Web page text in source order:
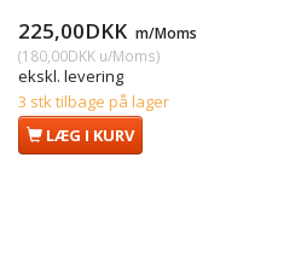
225,00DKK m/Moms
(180,00DKK u/Moms)
ekskl. levering
3 stk tilbage på lager
LÆG I KURV